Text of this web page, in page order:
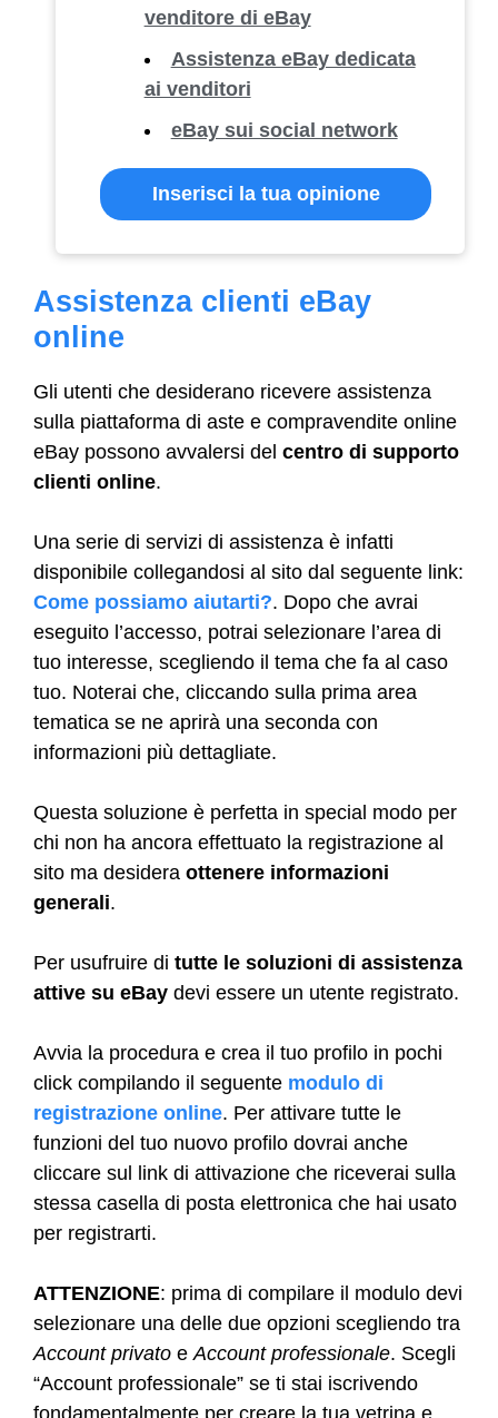
venditore di eBay
Assistenza eBay dedicata
ai venditori
eBay sui social network
Inserisci la tua opinione
Assistenza clienti eBay
online
Gli utenti che desiderano ricevere assistenza
sulla piattaforma di aste e compravendite online
eBay possono avvalersi del centro di supporto
clienti online.
Una serie di servizi di assistenza è infatti
disponibile collegandosi al sito dal seguente link:
Come possiamo aiutarti?. Dopo che avrai
eseguito l’accesso, potrai selezionare l’area di
tuo interesse, scegliendo il tema che fa al caso
tuo. Noterai che, cliccando sulla prima area
tematica se ne aprirà una seconda con
informazioni più dettagliate.
Questa soluzione è perfetta in special modo per
chi non ha ancora effettuato la registrazione al
sito ma desidera ottenere informazioni
generali.
Per usufruire di tutte le soluzioni di assistenza
attive su eBay devi essere un utente registrato.
Avvia la procedura e crea il tuo profilo in pochi
click compilando il seguente modulo di
registrazione online. Per attivare tutte le
funzioni del tuo nuovo profilo dovrai anche
cliccare sul link di attivazione che riceverai sulla
stessa casella di posta elettronica che hai usato
per registrarti.
ATTENZIONE: prima di compilare il modulo devi
selezionare una delle due opzioni scegliendo tra
Account privato e Account professionale. Scegli
“Account professionale” se ti stai iscrivendo
fondamentalmente per creare la tua vetrina e